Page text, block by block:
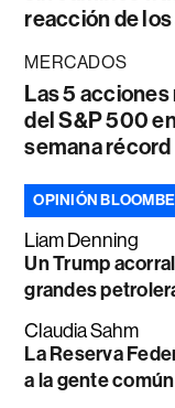
reacción de
MERCADOS
Las 5
del S&P 500
semana
OPINIÓN
Liam Denning
Un Trump
grandes
Claudia Sahm
La Reserva
a la gente común